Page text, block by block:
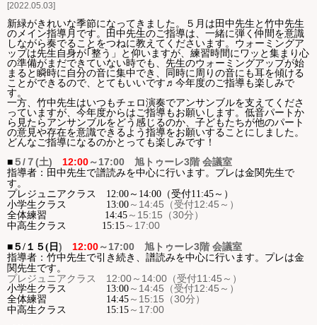
お問い合わせ
ジュニアオケブログ
2022.05.03
新緑がきれいな季節になってきました。５月は田中先生と竹中先生
のメイン指導月です。田中先生のご指導は、一緒に弾く仲間を意識
しながら奏でることをつねに教えてくださいます。ウォーミングア
ップは先生自身が｢整う」と仰いますが、練習時間にワッと集まり心
の準備がまだできていない時でも、先生のウォーミングアップが始
まると瞬時に自分の音に集中でき、同時に周りの音にも耳を傾ける
ことができるので、とてもいいです♬今年度のご指導も楽しみで
す。
一方、竹中先生はいつもチェロ演奏でアンサンブルを支えてくださ
っていますが、今年度からはご指導もお願いします。低音パートか
ら見たらアンサンブルをどう感じるのか、子どもたちが他のパート
の意見や存在を意識できるよう指導をお願いすることにしました。
どんなご指導になるのかとっても楽しみです！
■ ５/７(土) 12:00～17:00 旭トゥーレ3階 会議室
指導者：田中先生で譜読みを中心に行います。プレは金関先生で
す。
プレジュニアクラス 12:00～14:00（受付11:45～）
小学生クラス 13:00 ～ 14:45 （受付12:45 ～）
全体練習 14:45 ～ 15:15 （30分）
中高生クラス 15:15 ～ 17:00
■５ /１５(日 ) 12:00～17:00 旭トゥーレ3階 会議室
指導者：竹中先生で引き続き、譜読みを中心に行います。プレは金
関先生です。
プレジュニアクラス 12:00～14:00（受付11:45～）
小学生クラス 13:00 ～ 14:45 （受付12:45 ～）
全体練習 14:45 ～ 15:15 （30分）
中高生クラス 15:15 ～ 17:00